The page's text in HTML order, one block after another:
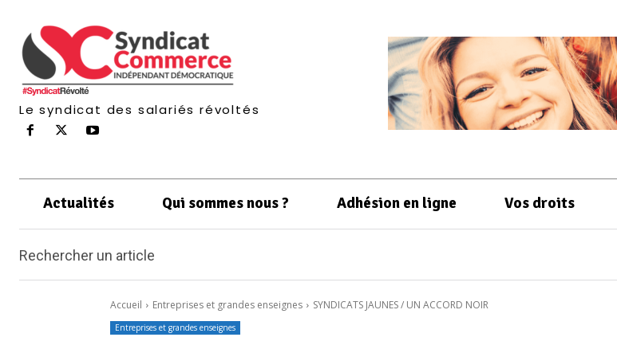
Le syndicat des salariés révoltés
Actualités Qui sommes nous ? Adhésion en ligne Vos droits
Rechercher un article
Accueil Entreprises et grandes enseignes SYNDICATS JAUNES / UN ACCORD NOIR
Entreprises et grandes enseignes